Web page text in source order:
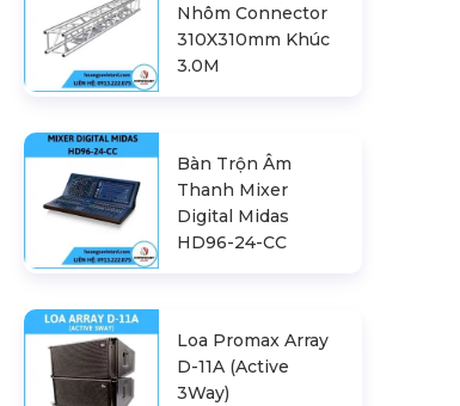
Nhôm Connector
310X310mm Khúc
3.0M
Bàn Trộn Âm
Thanh Mixer
Digital Midas
HD96-24-CC
Loa Promax Array
D-11A (Active
3Way)